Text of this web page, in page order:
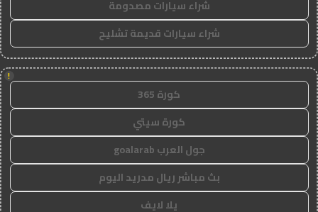
شراء سيارات مصدومة
شراء سيارات قديمة تشليح
!
كورة 365
كورة سيتي
جول العرب goalarab
بث مباشر ريال مدريد اليوم
يلا لايف